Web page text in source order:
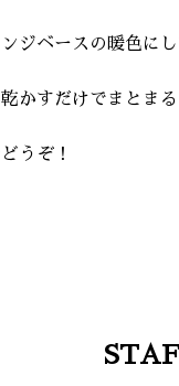
ジベースの暖色にし
かすだけでまとま
うぞ！